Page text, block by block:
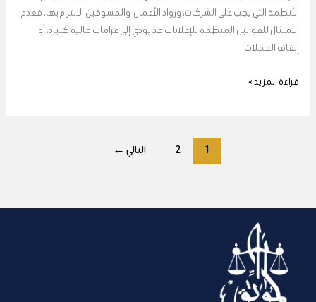
الأنظمة التي يجب على الشركات، ورواد الأعمال، والمسوقين الالتزام بها. فعدم
الامتثال للقوانين المنظمة للإعلانات قد يؤدي إلى غرامات مالية كبيرة، أو
إيقاف الحملات
الغرامات
قراءة المزيد »
1
2 التالي ←